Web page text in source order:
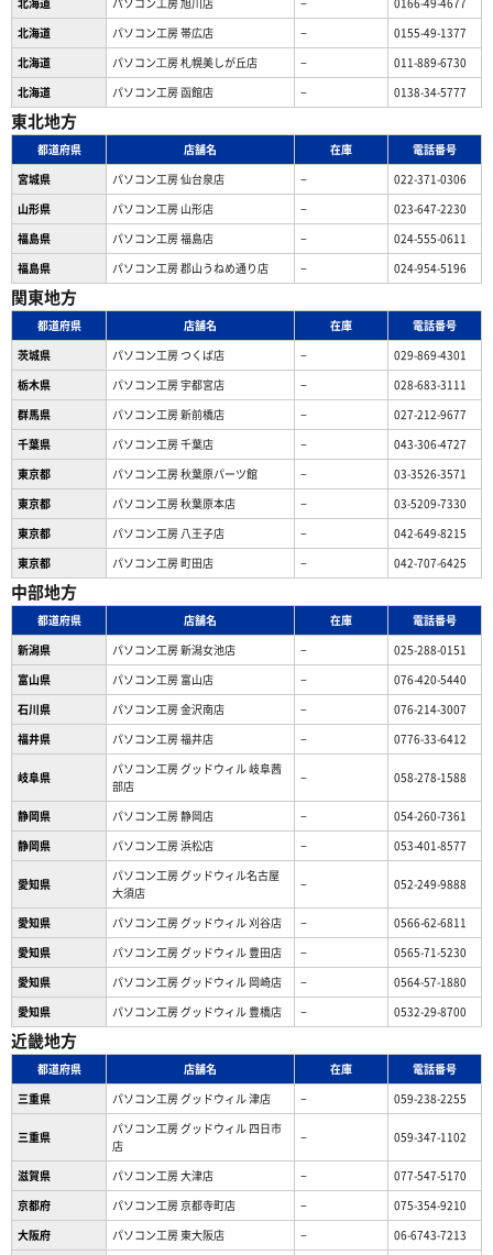
北海道
パソコン工房 帯広店 −
0155-49-1377
北海道
パソコン⼯房 札幌美しが丘店 −
011-889-6730
北海道
パソコン工房 函館店 − 0138-34-5777
東北地方
都道府県 店舗名 在庫
電話番号
宮城県
パソコン工房 仙台泉店 −
022-371-0306
山形県
パソコン工房 山形店 −
023-647-2230
福島県
パソコン工房 福島店 −
024-555-0611
福島県
パソコン工房 郡山うねめ通り店 − 024-954-5196
関東地方
都道府県 店舗名 在庫
電話番号
茨城県
パソコン工房 つくば店 −
029-869-4301
栃木県
パソコン工房 宇都宮店 −
028-683-3111
群馬県
パソコン工房 新前橋店 −
027-212-9677
千葉県
パソコン工房 千葉店 −
043-306-4727
東京都
パソコン工房 秋葉原パーツ館 −
03-3526-3571
東京都
パソコン工房 秋葉原本店 −
03-5209-7330
東京都
パソコン工房 八王子店 −
042-649-8215
東京都
パソコン工房 町田店 − 042-707-6425
中部地方
都道府県 店舗名 在庫
電話番号
新潟県
パソコン工房 新潟女池店 −
025-288-0151
富山県
パソコン工房 富山店 −
076-420-5440
石川県
パソコン工房 金沢南店 −
076-214-3007
福井県
パソコン工房 福井店 − 0776-33-6412
岐阜県
パソコン工房 グッドウィル 岐阜茜
部店
− 058-278-1588
静岡県 パソコン工房 静岡店 −
054-260-7361
静岡県
パソコン工房 浜松店 − 053-401-8577
愛知県
パソコン工房 グッドウィル名古屋
大須店
− 052-249-9888
愛知県 パソコン工房 グッドウィル 刈谷店 −
0566-62-6811
愛知県
パソコン工房 グッドウィル 豊田店 −
0565-71-5230
愛知県
パソコン工房 グッドウィル 岡崎店 −
0564-57-1880
愛知県
パソコン工房 グッドウィル 豊橋店 − 0532-29-8700
近畿地方
都道府県 店舗名 在庫
電話番号
三重県
パソコン工房 グッドウィル 津店 − 059-238-2255
三重県
パソコン工房 グッドウィル 四日市
店
− 059-347-1102
滋賀県 パソコン工房 大津店 −
077-547-5170
京都府
パソコン工房 京都寺町店 −
075-354-9210
大阪府
パソコン工房 東大阪店 −
06-6743-7213